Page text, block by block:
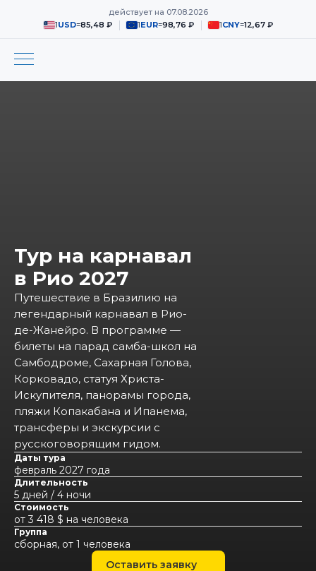
действует на 07.08.2026
1USD=85,48 ₽ 1EUR=98,76 ₽ 1CNY=12,67 ₽
Тур на карнавал
в Рио 2027
Путешествие в Бразилию на
легендарный карнавал в Рио-
де-Жанейро. В программе —
билеты на парад самба-школ на
Самбодроме, Сахарная Голова,
Корковадо, статуя Христа-
Искупителя, панорамы города,
пляжи Копакабана и Ипанема,
трансферы и экскурсии с
русскоговорящим гидом.
Даты тура
февраль 2027 года
Длительность
5 дней / 4 ночи
Стоимость
от 3 418 $ на человека
Группа
сборная, от 1 человека
Оставить заявку